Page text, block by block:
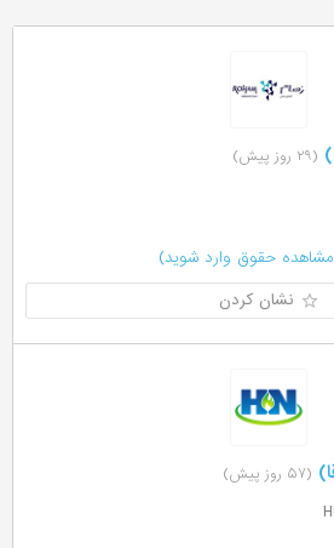
(۲۹ روز پیش)
حقوق وارد شوید)
نشان کردن
(۵۷ روز پیش)